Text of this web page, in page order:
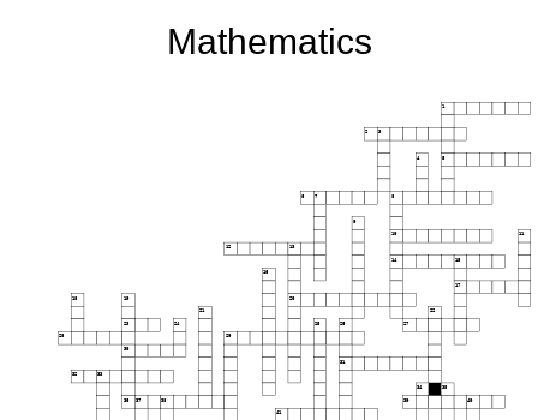
Mathematics
1
2 3
4 5
6 7 8
9
10 11
12 13
14 15
16
17
18 19 20
21 22
23 24 25 26 27
28 29
30
31
32 33
34 35
36 37 38 39 40
41